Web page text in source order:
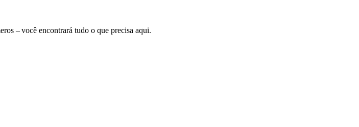
– você encontrará tudo o que precisa aqui.